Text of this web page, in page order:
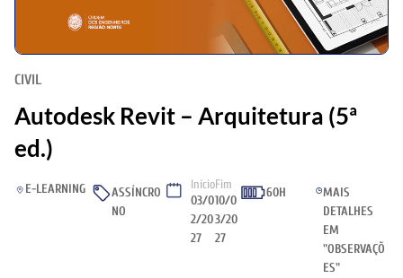
CIVIL
Autodesk Revit – Arquitetura (5ª
ed.)
E-LEARNING
ASSÍNCRO
NO
Início
03/0
2/20
27
Fim
10/0
3/20
27
60H
MAIS
DETALHES
EM
"OBSERVAÇÕ
ES"